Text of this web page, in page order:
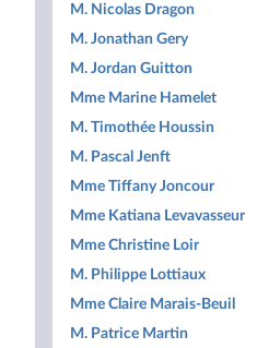
M. Nicolas Dragon
M. Jonathan Gery
M. Jordan Guitton
Mme Marine Hamelet
M. Timothée Houssin
M. Pascal Jenft
Mme Tiffany Joncour
Mme Katiana Levavasseur
Mme Christine Loir
M. Philippe Lottiaux
Mme Claire Marais-Beuil
M. Patrice Martin